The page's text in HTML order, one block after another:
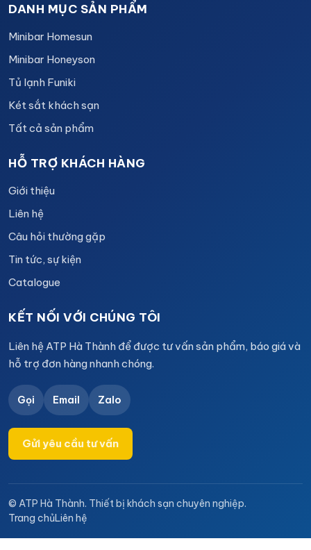
DANH MỤC SẢN PHẨM
Minibar Homesun
Minibar Honeyson
Tủ lạnh Funiki
Két sắt khách sạn
Tất cả sản phẩm
HỖ TRỢ KHÁCH HÀNG
Giới thiệu
Liên hệ
Câu hỏi thường gặp
Tin tức, sự kiện
Catalogue
KẾT NỐI VỚI CHÚNG TÔI
Liên hệ ATP Hà Thành để được tư vấn sản phẩm, báo giá và
hỗ trợ đơn hàng nhanh chóng.
Gọi Email Zalo
Gửi yêu cầu tư vấn
© ATP Hà Thành. Thiết bị khách sạn chuyên nghiệp.
Trang chủLiên hệ